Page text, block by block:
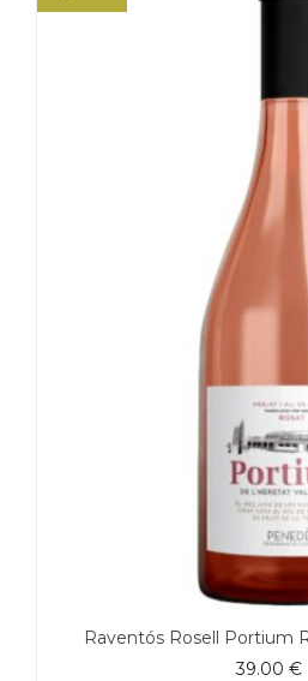
Raventós Rosell Portium
39.00 €